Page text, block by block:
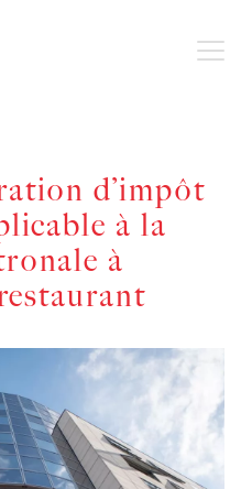
d’impôt
à la
à